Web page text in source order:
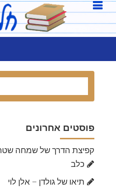
פוסטים אחרונים
קפיצת הדרך של שמחה
כלב
תיאו של גולדן – אלן לוי